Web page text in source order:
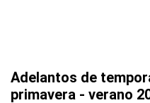
Adelantos de
primavera - verano